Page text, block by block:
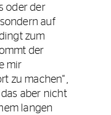
oder der
auf
zum
der
mir
zu machen“,
aber nicht
langen